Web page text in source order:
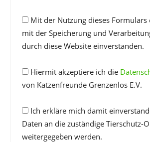
Mit der Nutzung dieses Formulars
mit der Speicherung und
durch diese Website einverstanden.
Hiermit akzeptiere ich die
von Katzenfreunde Grenzenlos E.V.
Ich erkläre mich damit
Daten an die zuständige Tierschutz-
weitergegeben werden.